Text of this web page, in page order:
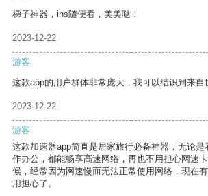
梯子神器，ins随便看，美美哒！
2023-12-22
游客
这款app的用户群体非常庞大，我可以结识到来自
2023-12-22
游客
这款加速器app简直是居家旅行必备神器，无论
作办公，都能畅享高速网络，再也不用担心网速
候，经常因为网速慢而无法正常使用网络，现在
用担心了。